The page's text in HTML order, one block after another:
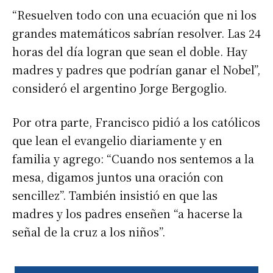
“Resuelven todo con una ecuación que ni los
grandes matemáticos sabrían resolver. Las 24
horas del día logran que sean el doble. Hay
madres y padres que podrían ganar el Nobel”,
consideró el argentino Jorge Bergoglio.
Por otra parte, Francisco pidió a los católicos
que lean el evangelio diariamente y en
familia y agrego: “Cuando nos sentemos a la
mesa, digamos juntos una oración con
sencillez”. También insistió en que las
madres y los padres enseñen “a hacerse la
señal de la cruz a los niños”.